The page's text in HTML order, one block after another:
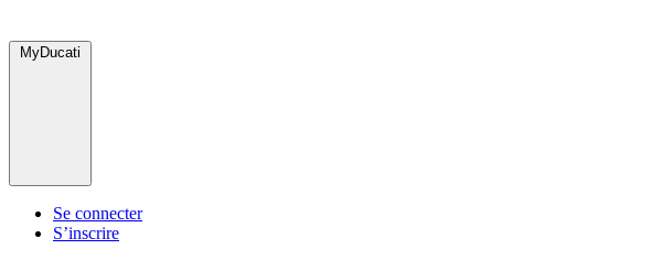
MyDucati
Se connecter
S’inscrire